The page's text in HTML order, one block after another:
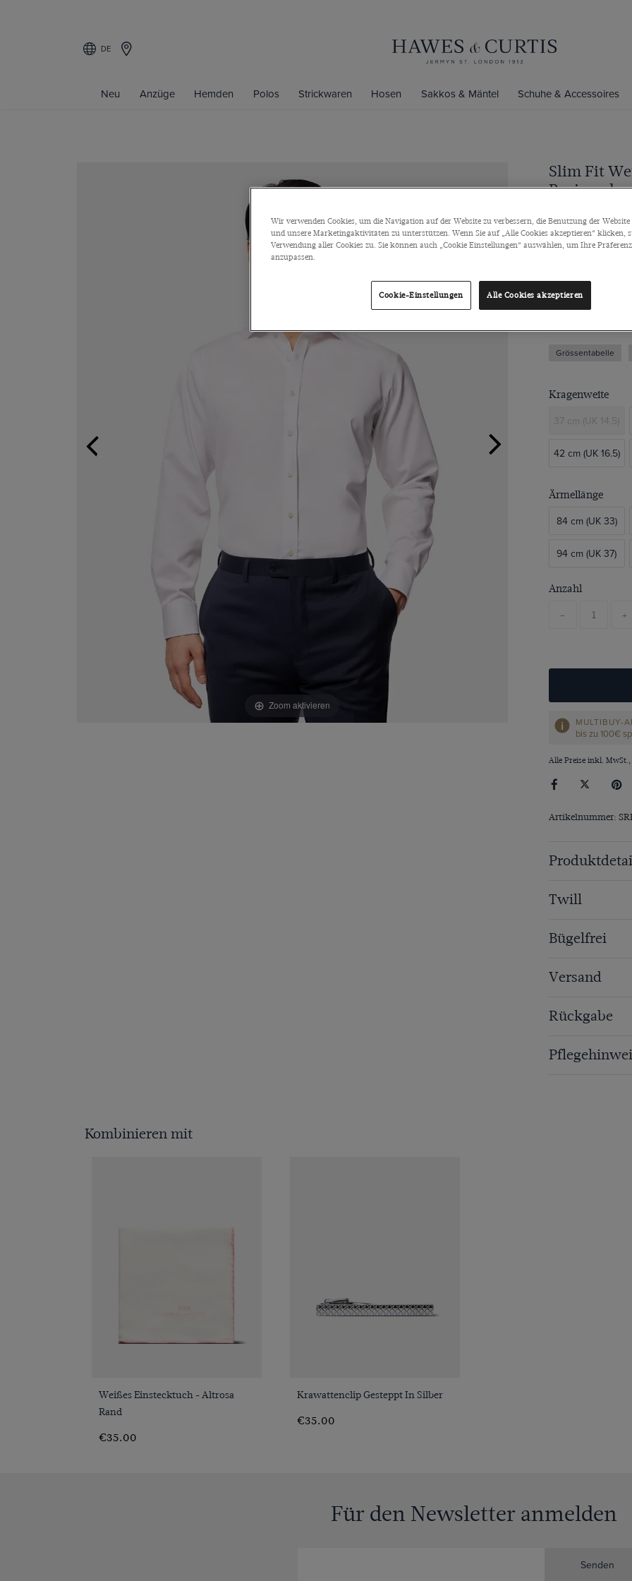
DE
Neu Anzüge Hemden Polos Strickwaren Hosen Sakkos & Mäntel Schuhe & Accessoires
Zoom aktivieren
Slim Fit
€85 / 3 für
Grössentabelle
Kragenweite
37 cm (UK 14.5)
42 cm (UK 16.5)
Ärmellänge
84 cm (UK 33)
94 cm (UK 37)
Anzahl
- +
MULTIBUY-
bis zu 100€
Alle Preise inkl.
Artikelnummer:
Twill
Bügelfrei
Versand
Rückgabe
Kombinieren mit
VORSCHAU
Weißes Einstecktuch - Altrosa
Rand
€35.00
VORSCHAU
Krawattenclip Gesteppt In Silber
€35.00
Für den Newsletter anmelden
Senden
Wir verwenden Cookies, um die Navigation auf der Website zu verbessern, die Benutzung der
und unsere Marketingaktivitäten zu unterstützen. Wenn Sie auf „Alle Cookies akzeptieren“ klicken,
Verwendung aller Cookies zu. Sie können auch „Cookie Einstellungen“ auswählen, um Ihre
anzupassen.
Cookie-Einstellungen Alle Cookies akzeptieren